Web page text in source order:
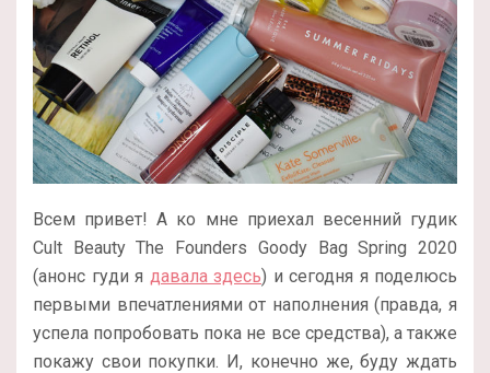
Всем привет! А ко мне приехал весенний гудик
Cult Beauty The Founders Goody Bag Spring 2020
(анонс гуди я давала здесь) и сегодня я поделюсь
первыми впечатлениями от наполнения (правда, я
успела попробовать пока не все средства), а также
покажу свои покупки. И, конечно же, буду ждать